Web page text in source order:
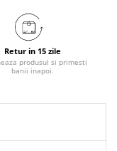
Retur in 15 zile
produsul si primesti
banii inapoi.